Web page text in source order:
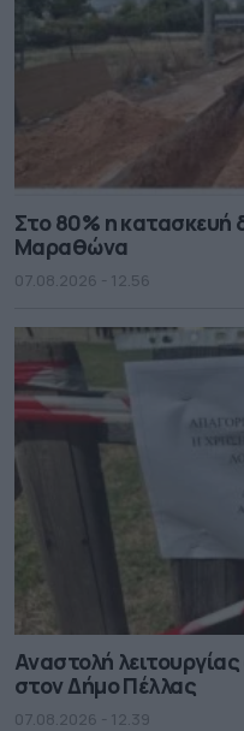
Στο 80% η κατασκευή
Μαραθώνα
07.08.2026 - 12.56
Αναστολή
στον Δήμο Πέλλας
07.08.2026 - 12.39